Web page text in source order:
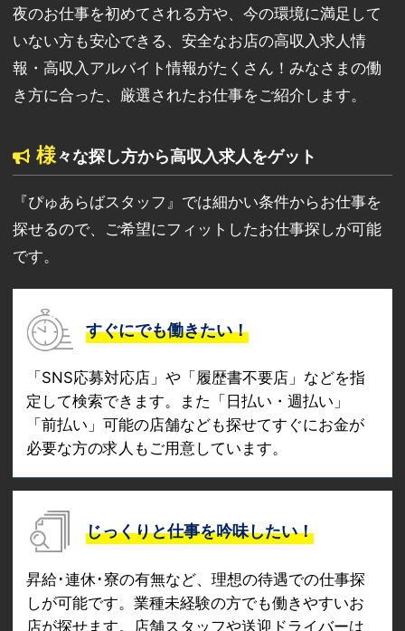
夜のお仕事を初めてされる方や、今の環境に満足して
いない方も安心できる、安全なお店の高収入求人情
報・高収入アルバイト情報がたくさん！みなさまの働
き方に合った、厳選されたお仕事をご紹介します。
様々な探し方から高収入求人をゲット
『ぴゅあらばスタッフ』では細かい条件からお仕事を
探せるので、ご希望にフィットしたお仕事探しが可能
です。
すぐにでも働きたい！
「SNS応募対応店」や「履歴書不要店」などを指
定して検索できます。また「日払い・週払い」
「前払い」可能の店舗なども探せてすぐにお金が
必要な方の求人もご用意しています。
じっくりと仕事を吟味したい！
昇給･連休･寮の有無など、理想の待遇での仕事探
しが可能です。業種未経験の方でも働きやすいお
店が探せます。店舗スタッフや送迎ドライバーは